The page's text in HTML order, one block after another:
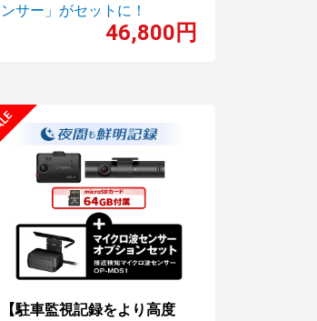
ンサー」がセットに！
46,800円
【駐車監視記録をより高度